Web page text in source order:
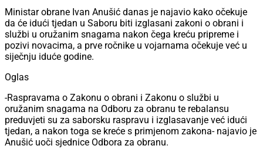
Ministar obrane Ivan Anušić danas je najavio kako očekuje
da će idući tjedan u Saboru biti izglasani zakoni o obrani i
službi u oružanim snagama nakon čega kreću pripreme i
pozivi novacima, a prve ročnike u vojarnama očekuje već u
siječnju iduće godine.
Oglas
-Raspravama o Zakonu o obrani i Zakonu o službi u
oružanim snagama na Odboru za obranu te rebalansu
preduvjeti su za saborsku raspravu i izglasavanje već idući
tjedan, a nakon toga se kreće s primjenom zakona- najavio je
Anušić uoči sjednice Odbora za obranu.